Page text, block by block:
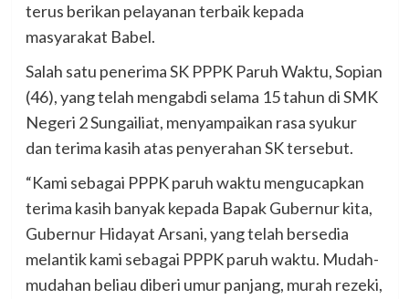
terus berikan pelayanan terbaik kepada
masyarakat Babel.
Salah satu penerima SK PPPK Paruh Waktu, Sopian
(46), yang telah mengabdi selama 15 tahun di SMK
Negeri 2 Sungailiat, menyampaikan rasa syukur
dan terima kasih atas penyerahan SK tersebut.
“Kami sebagai PPPK paruh waktu mengucapkan
terima kasih banyak kepada Bapak Gubernur kita,
Gubernur Hidayat Arsani, yang telah bersedia
melantik kami sebagai PPPK paruh waktu. Mudah-
mudahan beliau diberi umur panjang, murah rezeki,